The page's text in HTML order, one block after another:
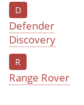
D
Defender
Discovery
R
Range Rover